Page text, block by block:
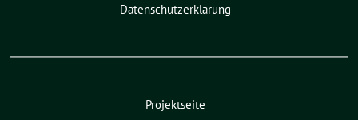
Datenschutzerklärung
Projektseite